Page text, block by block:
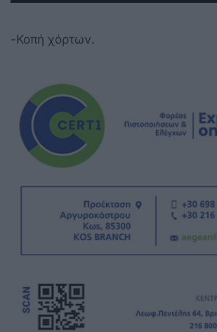
-Κοπή χόρτων.